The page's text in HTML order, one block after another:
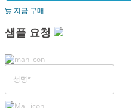
지금 구매
샘플 요청